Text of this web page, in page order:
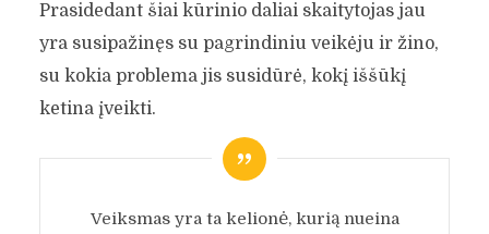
Prasidedant šiai kūrinio daliai skaitytojas jau
yra susipažinęs su pagrindiniu veikėju ir žino,
su kokia problema jis susidūrė, kokį iššūkį
ketina įveikti.
Veiksmas yra ta kelionė, kurią nueina